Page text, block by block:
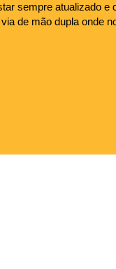
sempre atualizado e
de mão dupla onde